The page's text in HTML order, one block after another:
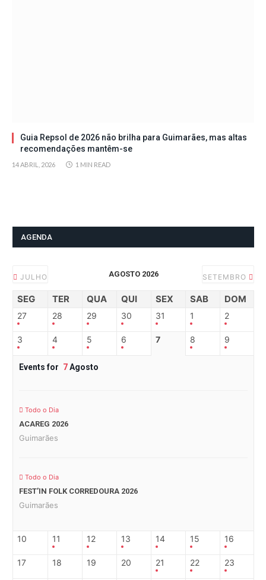
Guia Repsol de 2026 não brilha para Guimarães, mas altas
recomendações mantêm-se
14 ABRIL, 2026 1 MIN READ
AGENDA
JULHO AGOSTO 2026 SETEMBRO
SEG TER QUA QUI SEX SAB DOM
27 28 29 30 31 1 2
3 4 5 6 7 8 9
Events for 7Agosto
Todo o Dia
ACAREG 2026
Guimarães
Todo o Dia
FEST’IN FOLK CORREDOURA 2026
Guimarães
10 11 12 13 14 15 16
17 18 19 20 21 22 23